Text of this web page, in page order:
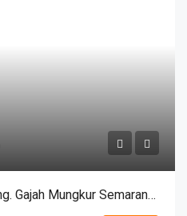
Sewa Rumah Jl.Galunggung. Gajah Mungkur Semarang – 11090